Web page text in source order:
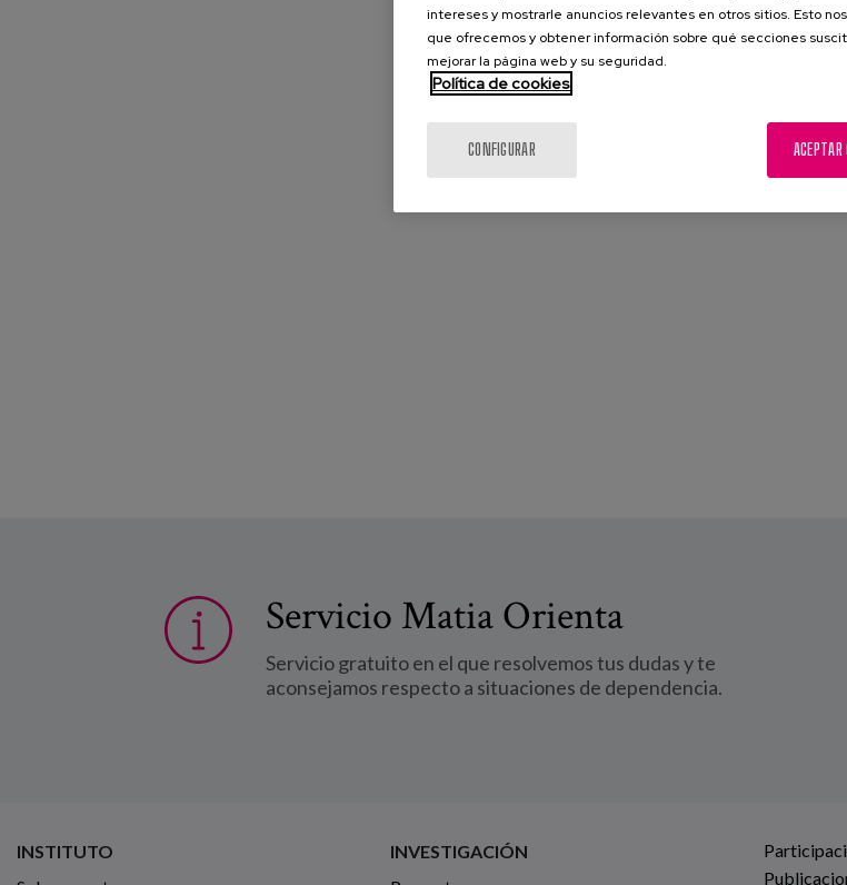
Servicio Matia Orienta
Servicio gratuito en el que resolvemos tus dudas y te
aconsejamos respecto a situaciones de dependencia.
INSTITUTO
INVESTIGACIÓN
intereses y mostrarle anuncios relevantes en otros sitios. Esto
que ofrecemos y obtener información sobre qué secciones
mejorar la página web y su seguridad.
Política de cookies
CONFIGURAR ACEPTAR